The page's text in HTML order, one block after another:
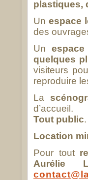
plastiques,
Un espace
des
Un
quelques
visiteurs
reproduire
La
d’accueil.
Tout public.
Location
Pour tout